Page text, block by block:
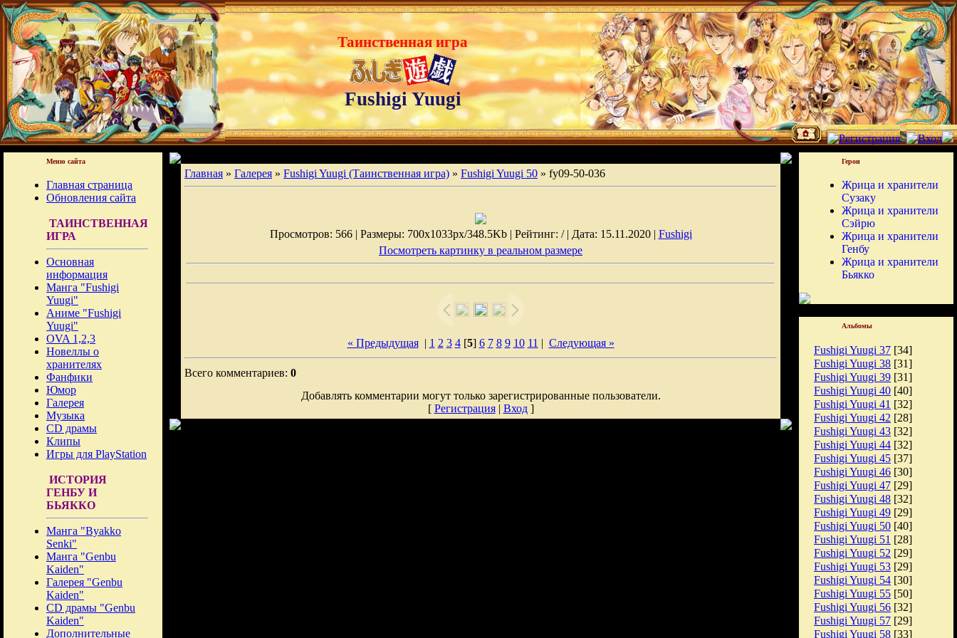
Таинственная игра
Fushigi Yuugi
Меню сайта
Главная страница
Обновления сайта
ТАИНСТВЕННАЯ
ИГРА
Основная
информация
Манга "Fushigi
Yuugi"
Аниме "Fushigi
Yuugi"
OVA 1,2,3
Новеллы о
хранителях
Фанфики
Юмор
Галерея
Музыка
CD драмы
Клипы
Игры для PlayStation
ИСТОРИЯ
ГЕНБУ И
БЬЯККО
Манга "Byakko
Senki"
Манга "Genbu
Kaiden"
Галерея "Genbu
Kaiden"
CD драмы "Genbu
Kaiden"
Дополнительные
Главная » Галерея » Fushigi Yuugi (Таинственная игра) » Fushigi Yuugi 50 » fy09-50-036
Просмотров: 566 | Размеры: 700x1033px/348.5Kb | Рейтинг: / | Дата: 15.11.2020 | Fushigi
Посмотреть картинку в реальном размере
« Предыдущая| 1 2 3 4[5] 6 7 8 9 10 11 | Следующая »
Всего комментариев: 0
Добавлять комментарии могут только зарегистрированные пользователи.
[ Регистрация| Вход]
Герои
Жрица и хранители
Сузаку
Жрица и хранители
Сэйрю
Жрица и хранители
Генбу
Жрица и хранители
Бьякко
Альбомы
Fushigi Yuugi 37 [34]
Fushigi Yuugi 38 [31]
Fushigi Yuugi 39 [31]
Fushigi Yuugi 40 [40]
Fushigi Yuugi 41 [32]
Fushigi Yuugi 42 [28]
Fushigi Yuugi 43 [32]
Fushigi Yuugi 44 [32]
Fushigi Yuugi 45 [37]
Fushigi Yuugi 46 [30]
Fushigi Yuugi 47 [29]
Fushigi Yuugi 48 [32]
Fushigi Yuugi 49 [29]
Fushigi Yuugi 50 [40]
Fushigi Yuugi 51 [28]
Fushigi Yuugi 52 [29]
Fushigi Yuugi 53 [29]
Fushigi Yuugi 54 [30]
Fushigi Yuugi 55 [50]
Fushigi Yuugi 56 [32]
Fushigi Yuugi 57 [29]
Fushigi Yuugi 58 [33]